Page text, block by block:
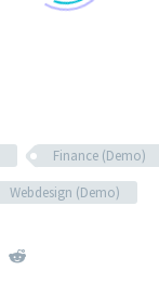
Finance (Demo)
Webdesign (Demo)